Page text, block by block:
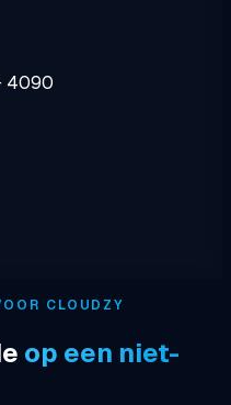
4090
CLOUDZY
op een niet-